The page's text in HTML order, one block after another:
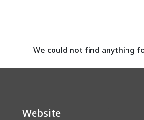
assignment ลงทะเบียน
We could not find anything
Website